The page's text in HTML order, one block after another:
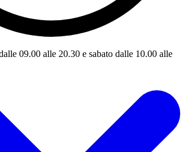
09.00 alle 20.30 e sabato dalle 10.00 alle